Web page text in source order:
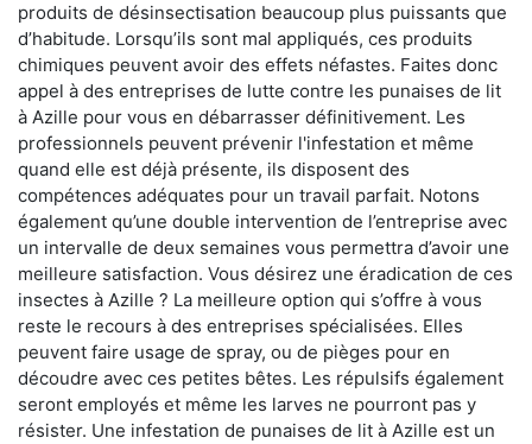
produits de désinsectisation beaucoup plus puissants que
d’habitude. Lorsqu’ils sont mal appliqués, ces produits
chimiques peuvent avoir des effets néfastes. Faites donc
appel à des entreprises de lutte contre les punaises de lit
à Azille pour vous en débarrasser définitivement. Les
professionnels peuvent prévenir l'infestation et même
quand elle est déjà présente, ils disposent des
compétences adéquates pour un travail parfait. Notons
également qu’une double intervention de l’entreprise avec
un intervalle de deux semaines vous permettra d’avoir une
meilleure satisfaction. Vous désirez une éradication de ces
insectes à Azille ? La meilleure option qui s’offre à vous
reste le recours à des entreprises spécialisées. Elles
peuvent faire usage de spray, ou de pièges pour en
découdre avec ces petites bêtes. Les répulsifs également
seront employés et même les larves ne pourront pas y
résister. Une infestation de punaises de lit à Azille est un